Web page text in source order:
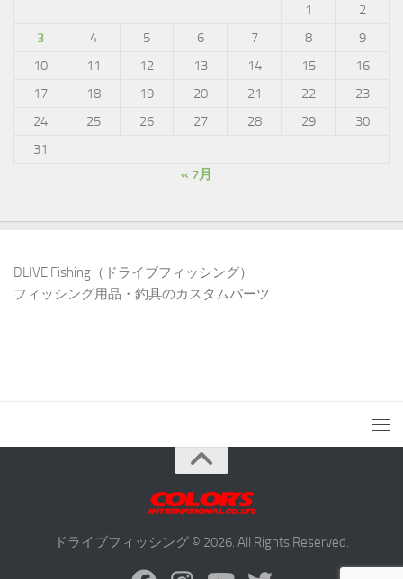
1
2
3
4 5 6 7 8
9
10
11 12 13 14 15
16
17
18 19 20 21 22
23
24
25 26 27 28 29
30
31
« 7月
DLIVE Fishing（ドライブフィッシング）
フィッシング用品・釣具のカスタムパーツ
ドライブフィッシング © 2026. All Rights Reserved.